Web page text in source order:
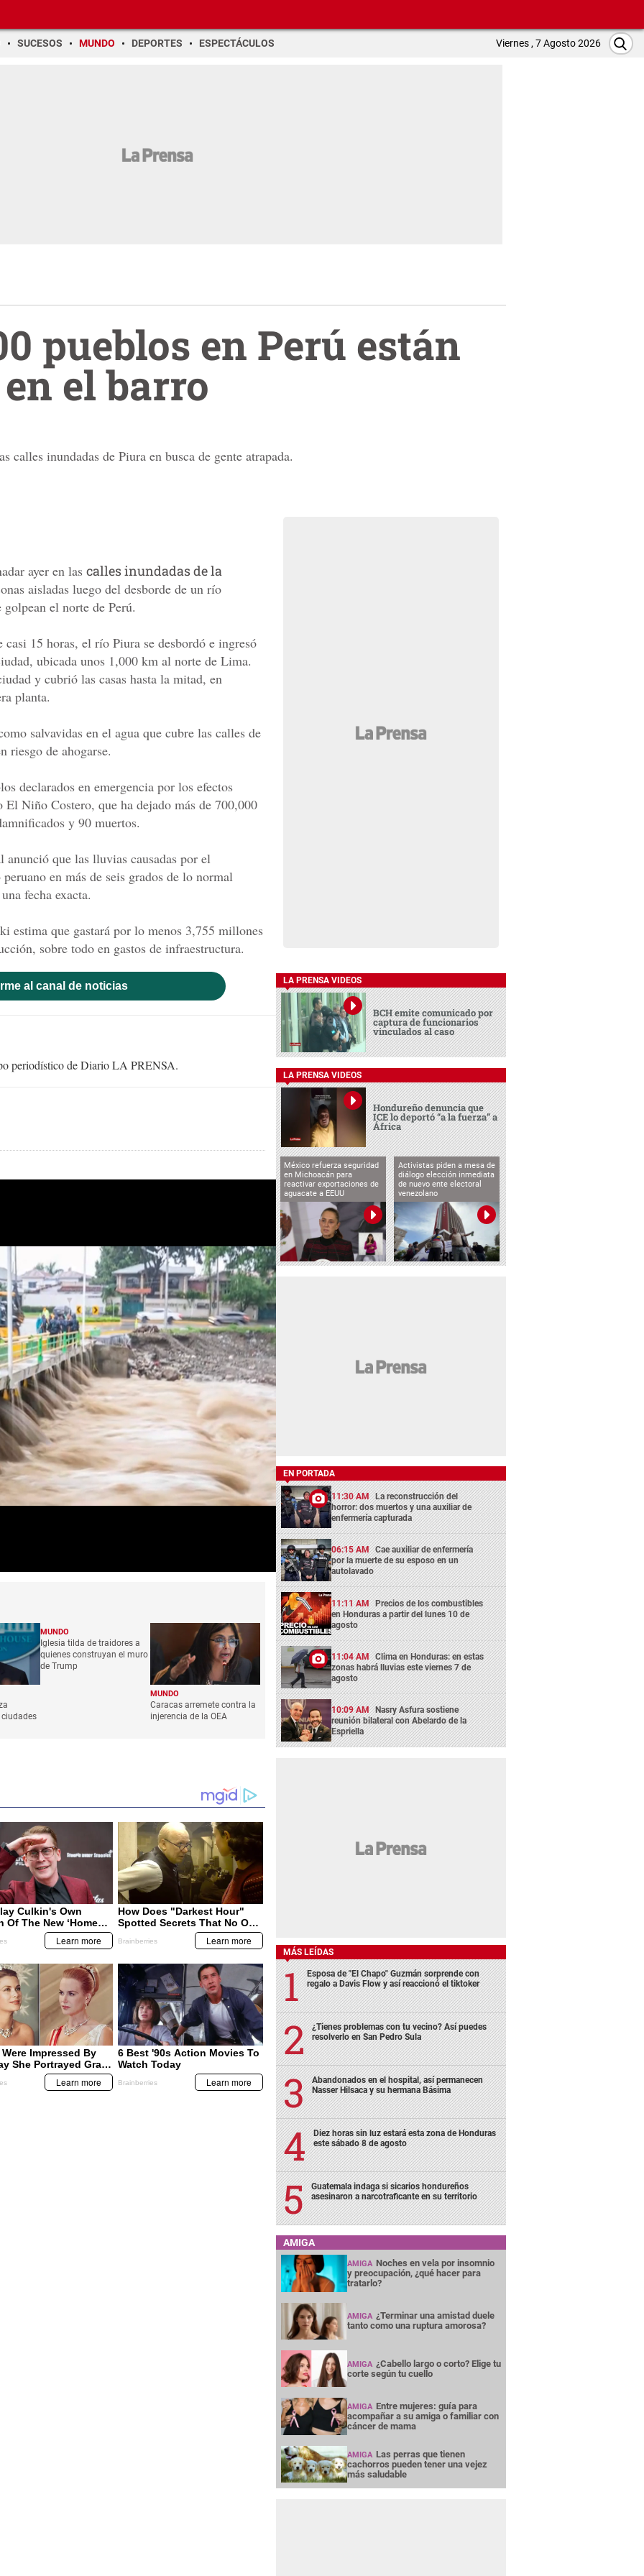
SUCESOS MUNDO DEPORTES ESPECTÁCULOS Viernes , 7 Agosto 2026
pueblos en Perú están
el barro
calles inundadas de Piura en busca de gente atrapada.
ayer en las calles inundadas de la
aisladas luego del desborde de un río
el norte de Perú.
15 horas, el río Piura se desbordó e ingresó
ubicada unos 1,000 km al norte de Lima.
y cubrió las casas hasta la mitad, en
planta.
salvavidas en el agua que cubre las calles de
riesgo de ahogarse.
declarados en emergencia por los efectos
Niño Costero, que ha dejado más de 700,000
y 90 muertos.
que las lluvias causadas por el
en más de seis grados de lo normal
fecha exacta.
estima que gastará por lo menos 3,755 millones
sobre todo en gastos de infraestructura.
al canal de noticias
periodístico de Diario LA PRENSA.
MUNDO
Iglesia tilda de traidores a
quienes construyan el muro
de Trump
MUNDO
Caracas arremete contra la
injerencia de la OEA
LA PRENSA VIDEOS
BCH emite comunicado por
captura de funcionarios
vinculados al caso
LA PRENSA VIDEOS
Hondureño denuncia que
ICE lo deportó “a la fuerza” a
África
México refuerza seguridad
en Michoacán para
reactivar exportaciones de
aguacate a EEUU
Activistas piden a mesa de
diálogo elección inmediata
de nuevo ente electoral
venezolano
EN PORTADA
11:30 AM La reconstrucción del
horror: dos muertos y una auxiliar de
enfermería capturada
06:15 AM Cae auxiliar de enfermería
por la muerte de su esposo en un
autolavado
11:11 AM Precios de los combustibles
en Honduras a partir del lunes 10 de
agosto
11:04 AM Clima en Honduras: en estas
zonas habrá lluvias este viernes 7 de
agosto
10:09 AM Nasry Asfura sostiene
reunión bilateral con Abelardo de la
Espriella
MÁS LEÍDAS
Esposa de "El Chapo" Guzmán sorprende con
regalo a Davis Flow y así reaccionó el tiktoker
¿Tienes problemas con tu vecino? Así puedes
resolverlo en San Pedro Sula
Abandonados en el hospital, así permanecen
Nasser Hilsaca y su hermana Básima
Diez horas sin luz estará esta zona de Honduras
este sábado 8 de agosto
Guatemala indaga si sicarios hondureños
asesinaron a narcotraficante en su territorio
AMIGA
AMIGA Noches en vela por insomnio
y preocupación, ¿qué hacer para
tratarlo?
AMIGA ¿Terminar una amistad duele
tanto como una ruptura amorosa?
AMIGA ¿Cabello largo o corto? Elige tu
corte según tu cuello
AMIGA Entre mujeres: guía para
acompañar a su amiga o familiar con
cáncer de mama
AMIGA Las perras que tienen
cachorros pueden tener una vejez
más saludable